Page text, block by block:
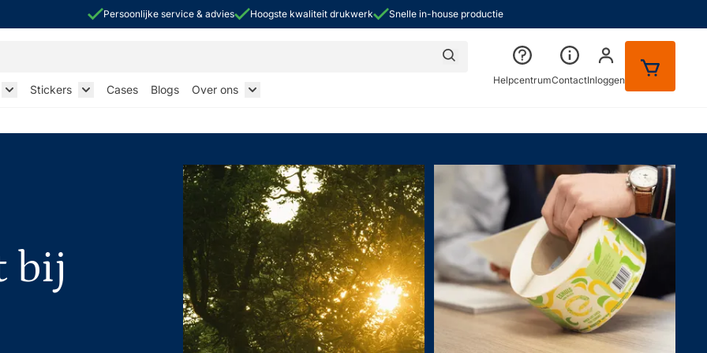
Persoonlijke service & advies Hoogste kwaliteit drukwerk Snelle in-house productie
Zoeken
HelpcentrumContactInloggen
Sleeves
Toggle submenu for Flexibele verpakkingen
Stickers
Toggle submenu for Stickers
Cases Blogs Over ons
bij